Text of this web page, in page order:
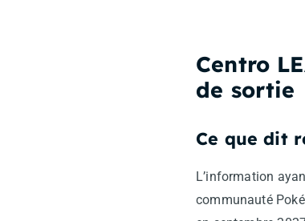
Centro
de sortie
Ce que dit
L’information
communauté